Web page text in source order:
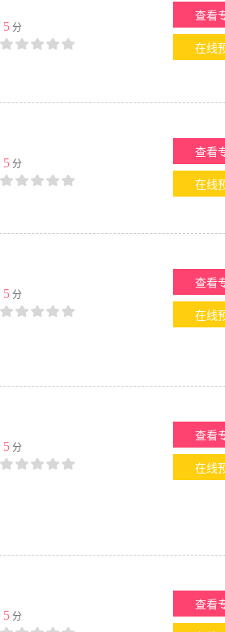
5 分
查看
在线
5 分
查看
在线
5 分
查看
在线
5 分
查看
在线
5 分
查看